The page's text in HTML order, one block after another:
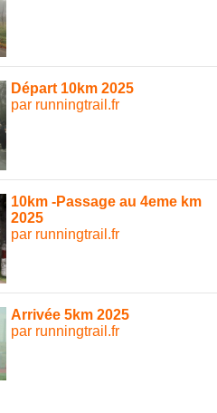
Départ 10km 2025
par runningtrail.fr
10km -Passage au 4eme km
2025
par runningtrail.fr
Arrivée 5km 2025
par runningtrail.fr